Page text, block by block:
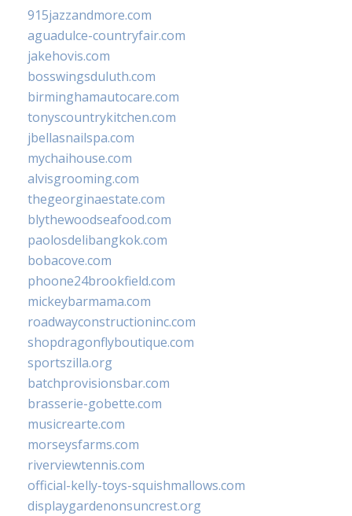
915jazzandmore.com
aguadulce-countryfair.com
jakehovis.com
bosswingsduluth.com
birminghamautocare.com
tonyscountrykitchen.com
jbellasnailspa.com
mychaihouse.com
alvisgrooming.com
thegeorginaestate.com
blythewoodseafood.com
paolosdelibangkok.com
bobacove.com
phoone24brookfield.com
mickeybarmama.com
roadwayconstructioninc.com
shopdragonflyboutique.com
sportszilla.org
batchprovisionsbar.com
brasserie-gobette.com
musicrearte.com
morseysfarms.com
riverviewtennis.com
official-kelly-toys-squishmallows.com
displaygardenonsuncrest.org